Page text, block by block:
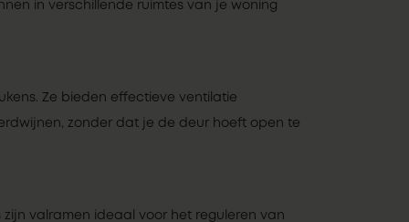
in verschillende ruimtes van je woning
Ze bieden effectieve ventilatie
zonder dat je de deur hoeft open te
zijn valramen ideaal voor het reguleren van